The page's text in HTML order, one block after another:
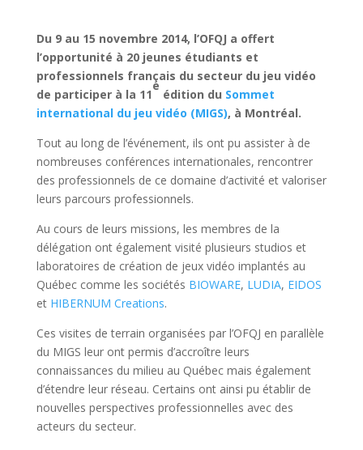
Du 9 au 15 novembre 2014, l’OFQJ a offert
l’opportunité à 20 jeunes étudiants et
professionnels français du secteur du jeu vidéo
de participer à la 11
e
édition du Sommet
international du jeu vidéo (MIGS), à Montréal.
Tout au long de l’événement, ils ont pu assister à de
nombreuses conférences internationales, rencontrer
des professionnels de ce domaine d’activité et valoriser
leurs parcours professionnels.
Au cours de leurs missions, les membres de la
délégation ont également visité plusieurs studios et
laboratoires de création de jeux vidéo implantés au
Québec comme les sociétés BIOWARE, LUDIA, EIDOS
et HIBERNUM Creations.
Ces visites de terrain organisées par l’OFQJ en parallèle
du MIGS leur ont permis d’accroître leurs
connaissances du milieu au Québec mais également
d’étendre leur réseau. Certains ont ainsi pu établir de
nouvelles perspectives professionnelles avec des
acteurs du secteur.